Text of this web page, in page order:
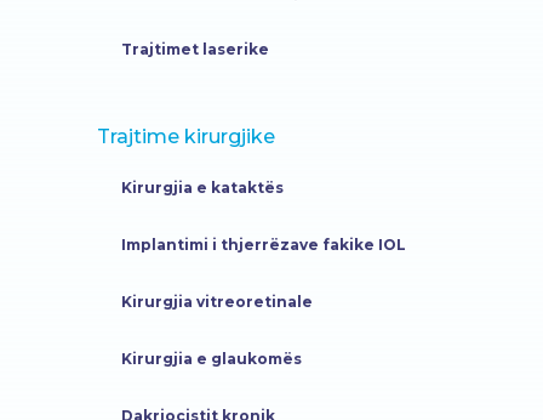
Trajtimet laserike
Trajtime kirurgjike
Kirurgjia e kataktës
Implantimi i thjerrëzave fakike IOL
Kirurgjia vitreoretinale
Kirurgjia e glaukomës
Dakriocistit kronik